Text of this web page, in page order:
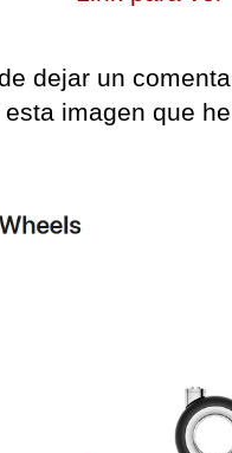
dejar un
imagen que